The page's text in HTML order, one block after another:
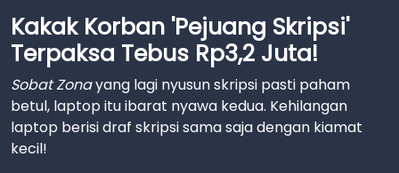
Kakak Korban 'Pejuang Skripsi'
Terpaksa Tebus Rp3,2 Juta!
Sobat Zonayang lagi nyusun skripsi pasti paham
betul, laptop itu ibarat nyawa kedua. Kehilangan
laptop berisi draf skripsi sama saja dengan kiamat
kecil!